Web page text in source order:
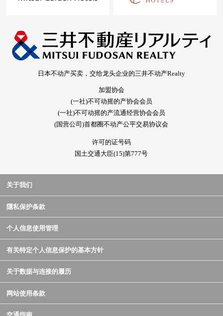
日本不动产买卖，交给龙头企业的三井不动产Realty
加盟协会
(一社)不可动摇的产协会会员
(一社)不可动摇的产流通经营协会会员
(国营公司)首都圈不动产公平交易协议会
许可的证号码
国土交通大臣(15)第777号
关于我们
隱私保护条款
个人信息使用管理
有关特定个人信息保护的基本方针
关于数据与连接的履历
网站使用条款